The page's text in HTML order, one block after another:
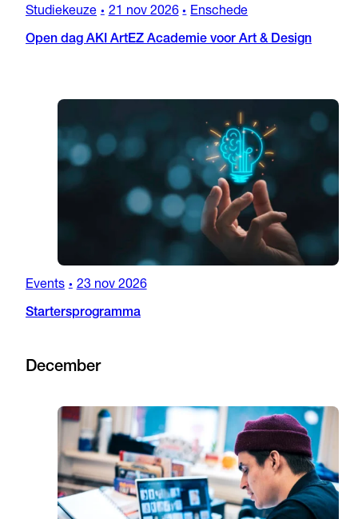
Studiekeuze • 21 nov 2026 • Enschede
Open dag AKI ArtEZ Academie voor Art & Design
Events • 23 nov 2026
Startersprogramma
December